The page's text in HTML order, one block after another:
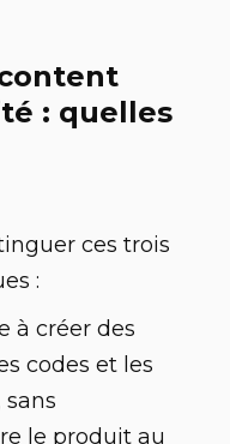
: quelles
ces trois
:
à créer des
codes et les
le produit au